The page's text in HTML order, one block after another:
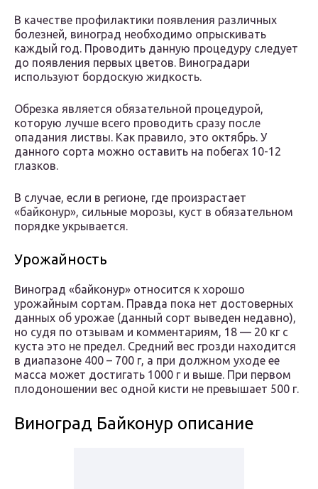
В качестве профилактики появления различных
болезней, виноград необходимо опрыскивать
каждый год. Проводить данную процедуру следует
до появления первых цветов. Виноградари
используют бордоскую жидкость.
Обрезка является обязательной процедурой,
которую лучше всего проводить сразу после
опадания листвы. Как правило, это октябрь. У
данного сорта можно оставить на побегах 10-12
глазков.
В случае, если в регионе, где произрастает
«байконур», сильные морозы, куст в обязательном
порядке укрывается.
Урожайность
Виноград «байконур» относится к хорошо
урожайным сортам. Правда пока нет достоверных
данных об урожае (данный сорт выведен недавно),
но судя по отзывам и комментариям, 18 — 20 кг с
куста это не предел. Средний вес грозди находится
в диапазоне 400 – 700 г, а при должном уходе ее
масса может достигать 1000 г и выше. При первом
плодоношении вес одной кисти не превышает 500 г.
Виноград Байконур описание